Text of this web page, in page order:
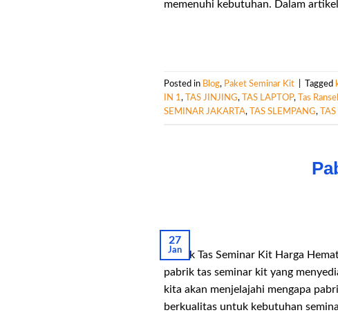
memenuhi kebutuhan. Dalam
Posted in Blog, Paket Seminar Kit Tagged
IN 1 , TAS JINJING, TAS LAPTOP, Tas Ransel
SEMINAR JAKARTA, TAS SLEMPANG,
27
Jan
Pabrik Tas Seminar Kit Harga
pabrik tas seminar kit yang
kita akan menjelajahi mengapa
berkualitas untuk kebutuhan